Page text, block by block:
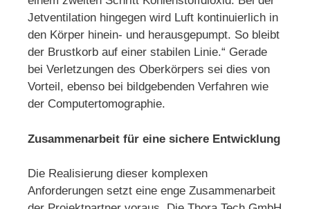
Jetventilation hingegen wird Luft kontinuierlich in
den Körper hinein- und herausgepumpt. So bleibt
der Brustkorb auf einer stabilen Linie.“ Gerade
bei Verletzungen des Oberkörpers sei dies von
Vorteil, ebenso bei bildgebenden Verfahren wie
der Computertomographie.
Zusammenarbeit für eine sichere Entwicklung
Die Realisierung dieser komplexen
Anforderungen setzt eine enge Zusammenarbeit